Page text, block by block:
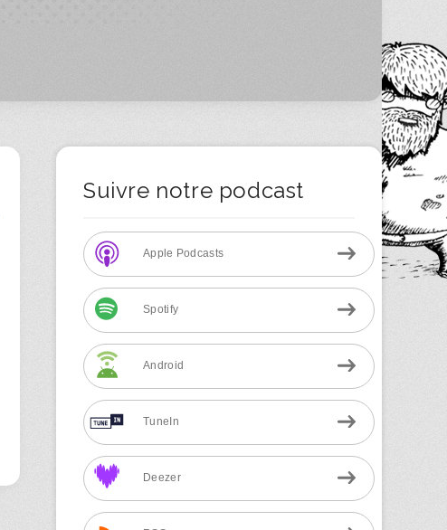
Suivre notre podcast
Apple Podcasts
Spotify
Android
TuneIn
Deezer